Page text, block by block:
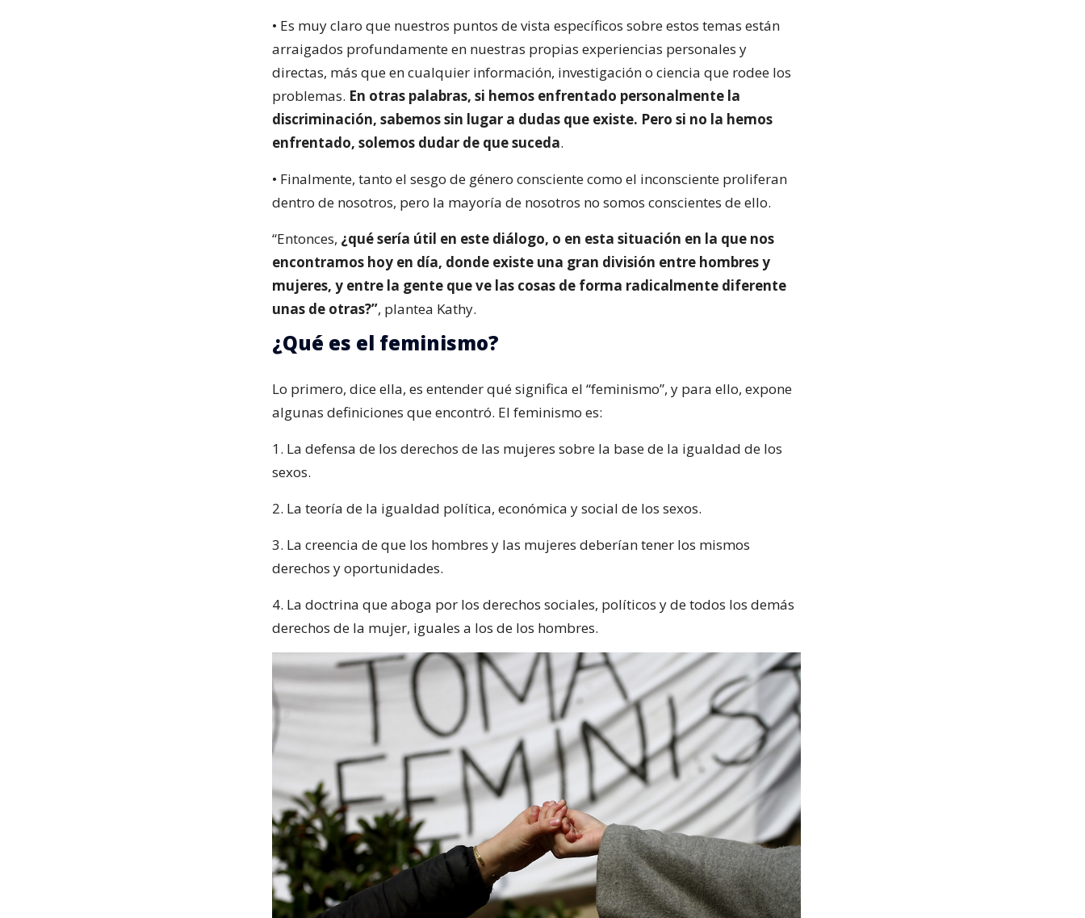
• Es muy claro que nuestros puntos de vista específicos sobre estos temas están
arraigados profundamente en nuestras propias experiencias personales y
directas, más que en cualquier información, investigación o ciencia que rodee los
problemas. En otras palabras, si hemos enfrentado personalmente la
discriminación, sabemos sin lugar a dudas que existe. Pero si no la hemos
enfrentado, solemos dudar de que suceda.
• Finalmente, tanto el sesgo de género consciente como el inconsciente proliferan
dentro de nosotros, pero la mayoría de nosotros no somos conscientes de ello.
“Entonces, ¿qué sería útil en este diálogo, o en esta situación en la que nos
encontramos hoy en día, donde existe una gran división entre hombres y
mujeres, y entre la gente que ve las cosas de forma radicalmente diferente
unas de otras?”, plantea Kathy.
¿Qué es el feminismo?
Lo primero, dice ella, es entender qué significa el “feminismo”, y para ello, expone
algunas definiciones que encontró. El feminismo es:
1. La defensa de los derechos de las mujeres sobre la base de la igualdad de los
sexos.
2. La teoría de la igualdad política, económica y social de los sexos.
3. La creencia de que los hombres y las mujeres deberían tener los mismos
derechos y oportunidades.
4. La doctrina que aboga por los derechos sociales, políticos y de todos los demás
derechos de la mujer, iguales a los de los hombres.